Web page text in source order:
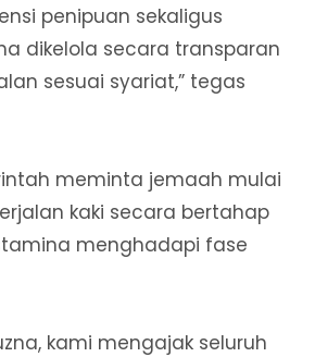
penipuan sekaligus
dikelola secara transparan
sesuai syariat,” tegas
meminta jemaah mulai
kaki secara bertahap
menghadapi fase
kami mengajak seluruh